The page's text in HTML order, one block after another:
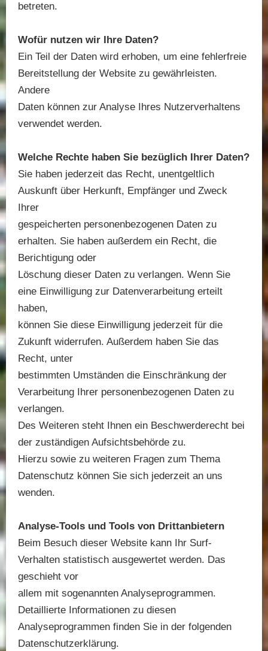
betreten.
Wofür nutzen wir Ihre Daten?
Ein Teil der Daten wird erhoben, um eine fehlerfreie
Bereitstellung der Website zu gewährleisten.
Andere
Daten können zur Analyse Ihres Nutzerverhaltens
verwendet werden.
Welche Rechte haben Sie bezüglich Ihrer Daten?
Sie haben jederzeit das Recht, unentgeltlich
Auskunft über Herkunft, Empfänger und Zweck
Ihrer
gespeicherten personenbezogenen Daten zu
erhalten. Sie haben außerdem ein Recht, die
Berichtigung oder
Löschung dieser Daten zu verlangen. Wenn Sie
eine Einwilligung zur Datenverarbeitung erteilt
haben,
können Sie diese Einwilligung jederzeit für die
Zukunft widerrufen. Außerdem haben Sie das
Recht, unter
bestimmten Umständen die Einschränkung der
Verarbeitung Ihrer personenbezogenen Daten zu
verlangen.
Des Weiteren steht Ihnen ein Beschwerderecht bei
der zuständigen Aufsichtsbehörde zu.
Hierzu sowie zu weiteren Fragen zum Thema
Datenschutz können Sie sich jederzeit an uns
wenden.
Analyse-Tools und Tools von Drittanbietern
Beim Besuch dieser Website kann Ihr Surf-
Verhalten statistisch ausgewertet werden. Das
geschieht vor
allem mit sogenannten Analyseprogrammen.
Detaillierte Informationen zu diesen
Analyseprogrammen finden Sie in der folgenden
Datenschutzerklärung.